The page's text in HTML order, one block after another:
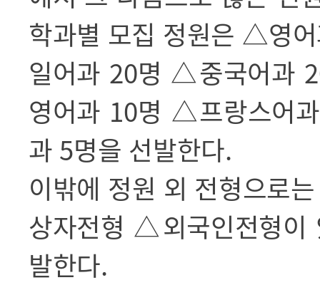
학과별 모집 정원은 △영
일어과 20명 △중국어과
영어과 10명 △프랑스어
과 5명을 선발한다.
이밖에 정원 외 전형으로
상자전형 △외국인전형
발한다.